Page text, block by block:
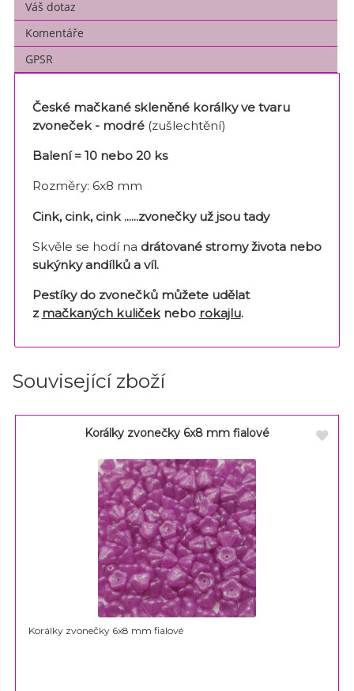
Váš dotaz
Komentáře
GPSR
České mačkané skleněné korálky ve tvaru
zvoneček - modré (zušlechtění)
Balení = 10 nebo 20 ks
Rozměry: 6x8 mm
Cink, cink, cink ......zvonečky už jsou tady
Skvěle se hodí na drátované stromy života nebo
sukýnky andílků a víl.
Pestíky do zvonečků můžete udělat
z mačkaných kuličeknebo rokajlu.
Související zboží
Korálky zvonečky 6x8 mm fialové
Korálky zvonečky 6x8 mm fialové